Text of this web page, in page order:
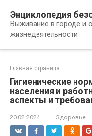
контенту
Энциклопедия
Выживание в городе и
жизнедеятельности
Главная страница
Гигиенические
населения и
аспекты и
20.02.2024 Здоровье